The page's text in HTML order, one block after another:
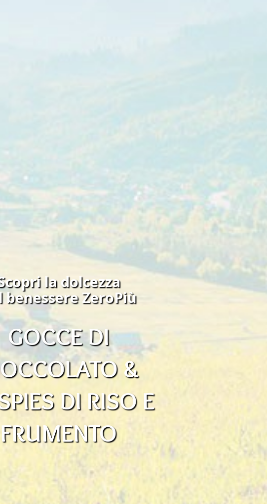
la dolcezza
benessere ZeroPiù
GOCCE DI
&
DI RISO E
FRUMENTO